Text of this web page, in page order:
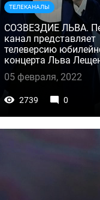
ТЕЛЕКАНАЛЫ
СОЗВЕЗДИЕ ЛЬВА.
канал представляет
телеверсию
концерта Льва
05 февраля, 2022
2739 0